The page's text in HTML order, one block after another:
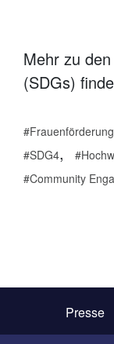
Mehr zu
(SDGs)
Frauenförderung
SDG4,
Community
Presse